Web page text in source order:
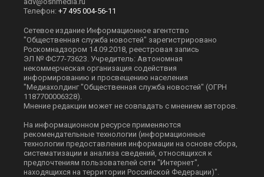
Телефон: +7 495 004-56-11
Сетевое издание Информационное агентство
"Общественная служба новостей" зарегистрировано
Роскомнадзором 14.09.2018, реестровая запись
ЭЛ № ФС77-73623. Учредитель: Автономная
некоммерческая организация содействия
информированию и просвещению населения
"Медиахолдинг "Общественная служба новостей" (ОГРН
1187700006328).
Мнение редакции может не совпадать с мнением авторов.
На информационном ресурсе применяются
рекомендательные технологии (информационные
технологии предоставления информации на основе сбора,
систематизации и анализа сведений, относящихся к
предпочтениям пользователей сети "Интернет",
находящихся на территории Российской Федерации)".